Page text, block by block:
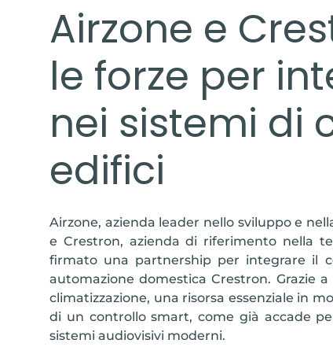
Airzone e
le forze per
nei sistemi di
edifici
Airzone, azienda leader nello sviluppo e
e Crestron, azienda di riferimento nella
firmato una partnership per integrare il
automazione domestica Crestron. Grazie
climatizzazione, una risorsa essenziale in
di un controllo smart, come già accade
sistemi audiovisivi moderni.